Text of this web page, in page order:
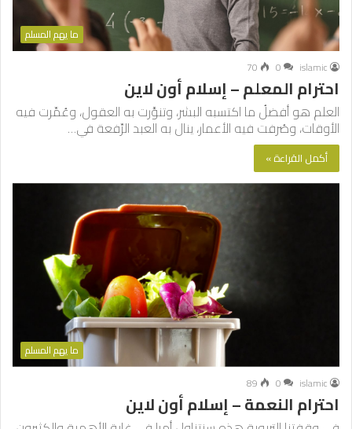
ما يهم المسلم
islamic
0
70
احترام المعلم – إسلام أون لاين
العلم هو أفضلُ ما اكتسبه البشر، وتنوَّرت به العقول، وعُمِّرت فيه
الأوقات، وصُرفت فيه الأعمار، ينال به العبد الرِّفعة في…
أكمل القراءة »
ما يهم المسلم
islamic
0
89
احترام النعمة – إسلام أون لاين